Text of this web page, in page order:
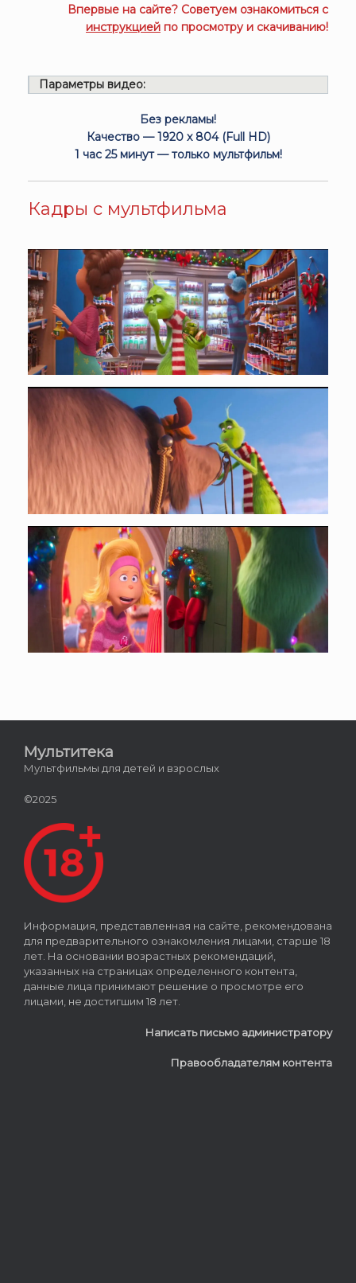
Впервые на сайте? Советуем ознакомиться с
инструкцией по просмотру и скачиванию!
Параметры видео:
Без рекламы!
Качество — 1920 x 804 (Full HD)
1 час 25 минут — только мультфильм!
Кадры с мультфильма
Мультитека
Мультфильмы для детей и взрослых
©2025
Информация, представленная на сайте, рекомендована
для предварительного ознакомления лицами, старше 18
лет. На основании возрастных рекомендаций,
указанных на страницах определенного контента,
данные лица принимают решение о просмотре его
лицами, не достигшим 18 лет.
Написать письмо администратору
Правообладателям контента